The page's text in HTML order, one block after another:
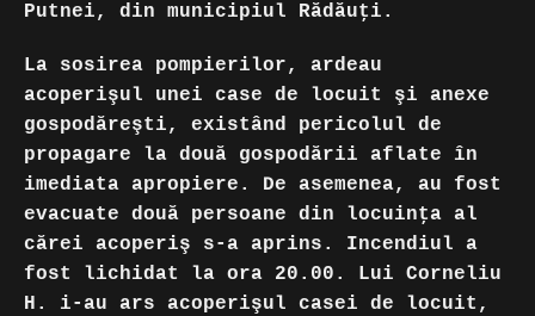
Putnei, din municipiul Rădăuţi.
La sosirea pompierilor, ardeau
acoperişul unei case de locuit şi anexe
gospodăreşti, existând pericolul de
propagare la două gospodării aflate în
imediata apropiere. De asemenea, au fost
evacuate două persoane din locuinţa al
cărei acoperiş s-a aprins. Incendiul a
fost lichidat la ora 20.00. Lui Corneliu
H. i-au ars acoperişul casei de locuit,